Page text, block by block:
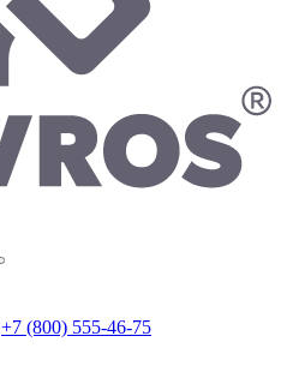
+7 (800) 555-46-75